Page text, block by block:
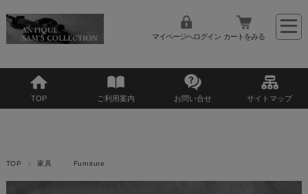
マイページへログイン カートをみる
TOP ご利用案内 お問い合せ サイトマップ
TOP 家具 Furniture